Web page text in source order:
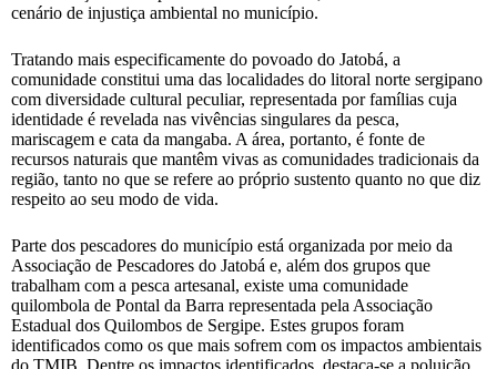
cenário de injustiça ambiental no município.
Tratando mais especificamente do povoado do Jatobá, a
comunidade constitui uma das localidades do litoral norte sergipano
com diversidade cultural peculiar, representada por famílias cuja
identidade é revelada nas vivências singulares da pesca,
mariscagem e cata da mangaba. A área, portanto, é fonte de
recursos naturais que mantêm vivas as comunidades tradicionais da
região, tanto no que se refere ao próprio sustento quanto no que diz
respeito ao seu modo de vida.
Parte dos pescadores do município está organizada por meio da
Associação de Pescadores do Jatobá e, além dos grupos que
trabalham com a pesca artesanal, existe uma comunidade
quilombola de Pontal da Barra representada pela Associação
Estadual dos Quilombos de Sergipe. Estes grupos foram
identificados como os que mais sofrem com os impactos ambientais
do TMIB. Dentre os impactos identificados, destaca-se a poluição